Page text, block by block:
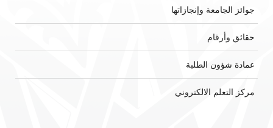
جوائز الجامعة وإنجازاتها
حقائق وأرقام
عمادة شؤون الطلبة
مركز التعلم الالكتروني